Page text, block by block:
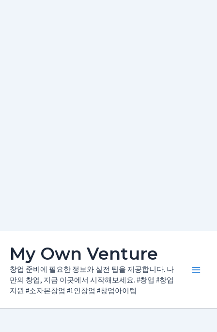
My Own Venture
창업 준비에 필요한 정보와 실전 팁을 제공합니다. 나
만의 창업, 지금 이곳에서 시작해보세요. #창업 #창업
지원 #소자본창업 #1인창업 #창업아이템